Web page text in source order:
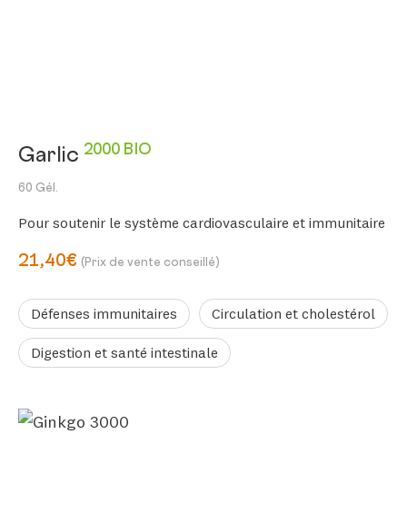
Garlic 2000 BIO
60 Gél.
Pour soutenir le système cardiovasculaire et immunitaire
21,40€ (Prix de vente conseillé)
Défenses immunitaires Circulation et cholestérol
Digestion et santé intestinale